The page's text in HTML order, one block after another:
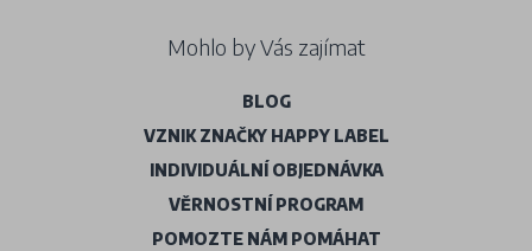
Mohlo by Vás zajímat
BLOG
VZNIK ZNAČKY HAPPY LABEL
INDIVIDUÁLNÍ OBJEDNÁVKA
VĚRNOSTNÍ PROGRAM
POMOZTE NÁM POMÁHAT